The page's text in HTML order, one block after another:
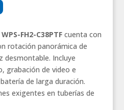
WPS-FH2-C38PTFcuenta con
rotación panorámica de
desmontable. Incluye
grabación de video e
de larga duración.
exigentes en tuberías de